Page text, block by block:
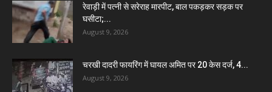
रेवाड़ी में पत्नी से सरेराह मारपीट, बाल पकड़कर सड़क पर
घसीटा;...
August 9, 2026
चरखी दादरी फायरिंग में घायल अमित पर 20 केस दर्ज, 4...
August 9, 2026